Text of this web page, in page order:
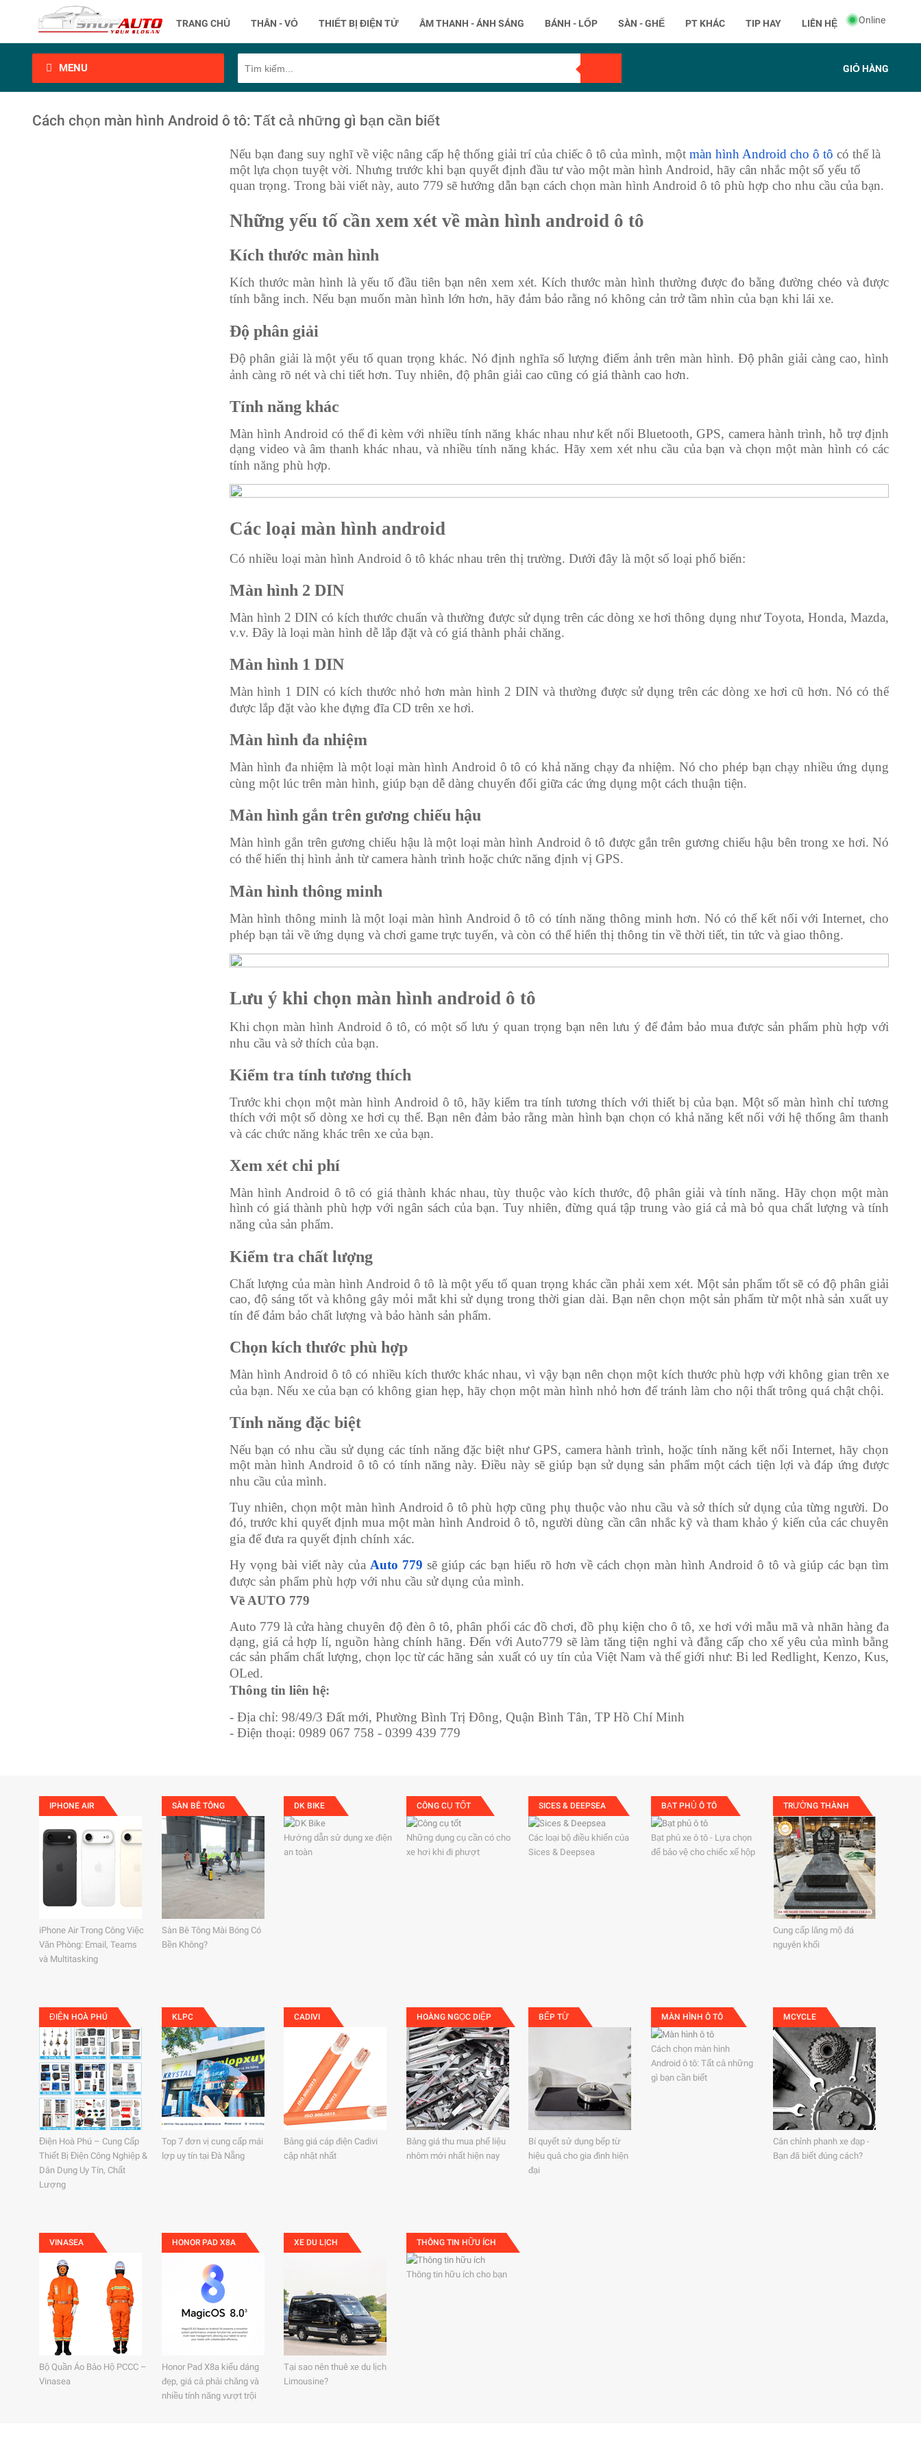
TRANG CHỦ THÂN - VỎ THIẾT BỊ ĐIỆN TỬ ÂM THANH - ÁNH SÁNG BÁNH - LỐP SÀN - GHẾ PT KHÁC TIP HAY LIÊN HỆ Online
MENU GIỎ HÀNG
Cách chọn màn hình Android ô tô: Tất cả những gì bạn cần biết
Nếu bạn đang suy nghĩ về việc nâng cấp hệ thống giải trí của chiếc ô tô của mình, một màn hình Android cho ô tô có thể là
một lựa chọn tuyệt vời. Nhưng trước khi bạn quyết định đầu tư vào một màn hình Android, hãy cân nhắc một số yếu tố
quan trọng. Trong bài viết này, auto 779 sẽ hướng dẫn bạn cách chọn màn hình Android ô tô phù hợp cho nhu cầu của bạn.
Những yếu tố cần xem xét về màn hình android ô tô
Kích thước màn hình
Kích thước màn hình là yếu tố đầu tiên bạn nên xem xét. Kích thước màn hình thường được đo bằng đường chéo và được
tính bằng inch. Nếu bạn muốn màn hình lớn hơn, hãy đảm bảo rằng nó không cản trở tầm nhìn của bạn khi lái xe.
Độ phân giải
Độ phân giải là một yếu tố quan trọng khác. Nó định nghĩa số lượng điểm ảnh trên màn hình. Độ phân giải càng cao, hình
ảnh càng rõ nét và chi tiết hơn. Tuy nhiên, độ phân giải cao cũng có giá thành cao hơn.
Tính năng khác
Màn hình Android có thể đi kèm với nhiều tính năng khác nhau như kết nối Bluetooth, GPS, camera hành trình, hỗ trợ định
dạng video và âm thanh khác nhau, và nhiều tính năng khác. Hãy xem xét nhu cầu của bạn và chọn một màn hình có các
tính năng phù hợp.
Các loại màn hình android
Có nhiều loại màn hình Android ô tô khác nhau trên thị trường. Dưới đây là một số loại phổ biến:
Màn hình 2 DIN
Màn hình 2 DIN có kích thước chuẩn và thường được sử dụng trên các dòng xe hơi thông dụng như Toyota, Honda, Mazda,
v.v. Đây là loại màn hình dễ lắp đặt và có giá thành phải chăng.
Màn hình 1 DIN
Màn hình 1 DIN có kích thước nhỏ hơn màn hình 2 DIN và thường được sử dụng trên các dòng xe hơi cũ hơn. Nó có thể
được lắp đặt vào khe đựng đĩa CD trên xe hơi.
Màn hình đa nhiệm
Màn hình đa nhiệm là một loại màn hình Android ô tô có khả năng chạy đa nhiệm. Nó cho phép bạn chạy nhiều ứng dụng
cùng một lúc trên màn hình, giúp bạn dễ dàng chuyển đổi giữa các ứng dụng một cách thuận tiện.
Màn hình gắn trên gương chiếu hậu
Màn hình gắn trên gương chiếu hậu là một loại màn hình Android ô tô được gắn trên gương chiếu hậu bên trong xe hơi. Nó
có thể hiển thị hình ảnh từ camera hành trình hoặc chức năng định vị GPS.
Màn hình thông minh
Màn hình thông minh là một loại màn hình Android ô tô có tính năng thông minh hơn. Nó có thể kết nối với Internet, cho
phép bạn tải về ứng dụng và chơi game trực tuyến, và còn có thể hiển thị thông tin về thời tiết, tin tức và giao thông.
Lưu ý khi chọn màn hình android ô tô
Khi chọn màn hình Android ô tô, có một số lưu ý quan trọng bạn nên lưu ý để đảm bảo mua được sản phẩm phù hợp với
nhu cầu và sở thích của bạn.
Kiểm tra tính tương thích
Trước khi chọn một màn hình Android ô tô, hãy kiểm tra tính tương thích với thiết bị của bạn. Một số màn hình chỉ tương
thích với một số dòng xe hơi cụ thể. Bạn nên đảm bảo rằng màn hình bạn chọn có khả năng kết nối với hệ thống âm thanh
và các chức năng khác trên xe của bạn.
Xem xét chi phí
Màn hình Android ô tô có giá thành khác nhau, tùy thuộc vào kích thước, độ phân giải và tính năng. Hãy chọn một màn
hình có giá thành phù hợp với ngân sách của bạn. Tuy nhiên, đừng quá tập trung vào giá cả mà bỏ qua chất lượng và tính
năng của sản phẩm.
Kiểm tra chất lượng
Chất lượng của màn hình Android ô tô là một yếu tố quan trọng khác cần phải xem xét. Một sản phẩm tốt sẽ có độ phân giải
cao, độ sáng tốt và không gây mỏi mắt khi sử dụng trong thời gian dài. Bạn nên chọn một sản phẩm từ một nhà sản xuất uy
tín để đảm bảo chất lượng và bảo hành sản phẩm.
Chọn kích thước phù hợp
Màn hình Android ô tô có nhiều kích thước khác nhau, vì vậy bạn nên chọn một kích thước phù hợp với không gian trên xe
của bạn. Nếu xe của bạn có không gian hẹp, hãy chọn một màn hình nhỏ hơn để tránh làm cho nội thất trông quá chật chội.
Tính năng đặc biệt
Nếu bạn có nhu cầu sử dụng các tính năng đặc biệt như GPS, camera hành trình, hoặc tính năng kết nối Internet, hãy chọn
một màn hình Android ô tô có tính năng này. Điều này sẽ giúp bạn sử dụng sản phẩm một cách tiện lợi và đáp ứng được
nhu cầu của mình.
Tuy nhiên, chọn một màn hình Android ô tô phù hợp cũng phụ thuộc vào nhu cầu và sở thích sử dụng của từng người. Do
đó, trước khi quyết định mua một màn hình Android ô tô, người dùng cần cân nhắc kỹ và tham khảo ý kiến của các chuyên
gia để đưa ra quyết định chính xác.
Hy vọng bài viết này củaAuto 779 sẽ giúp các bạn hiểu rõ hơn về cách chọn màn hình Android ô tô và giúp các bạn tìm
được sản phẩm phù hợp với nhu cầu sử dụng của mình.
Về AUTO 779
Auto 779 là cửa hàng chuyên độ đèn ô tô, phân phối các đồ chơi, đồ phụ kiện cho ô tô, xe hơi với mẫu mã và nhãn hàng đa
dạng, giá cả hợp lí, nguồn hàng chính hãng. Đến với Auto779 sẽ làm tăng tiện nghi và đẳng cấp cho xế yêu của mình bằng
các sản phẩm chất lượng, chọn lọc từ các hãng sản xuất có uy tín của Việt Nam và thế giới như: Bi led Redlight, Kenzo, Kus,
OLed.
Thông tin liên hệ:
- Địa chỉ: 98/49/3 Đất mới, Phường Bình Trị Đông, Quận Bình Tân, TP Hồ Chí Minh
- Điện thoại: 0989 067 758 - 0399 439 779
IPHONE AIR
iPhone Air Trong Công Việc
Văn Phòng: Email, Teams
và Multitasking
SÀN BÊ TÔNG
Sàn Bê Tông Mài Bóng Có
Bền Không?
DK BIKE
Hướng dẫn sử dụng xe điện
an toàn
CÔNG CỤ TỐT
Những dụng cụ cần có cho
xe hơi khi đi phượt
SICES & DEEPSEA
Các loại bộ điều khiển của
Sices & Deepsea
BẠT PHỦ Ô TÔ
Bạt phủ xe ô tô - Lựa chọn
để bảo vệ cho chiếc xế hộp
TRƯỜNG THÀNH
Cung cấp lăng mộ đá
nguyên khối
ĐIỆN HOÀ PHÚ
Điện Hoà Phú – Cung Cấp
Thiết Bị Điện Công Nghiệp &
Dân Dụng Uy Tín, Chất
Lượng
KLPC
Top 7 đơn vị cung cấp mái
lợp uy tín tại Đà Nẵng
CADIVI
Bảng giá cáp điện Cadivi
cập nhật nhất
HOÀNG NGỌC DIỆP
Bảng giá thu mua phế liệu
nhôm mới nhất hiện nay
BẾP TỪ
Bí quyết sử dụng bếp từ
hiệu quả cho gia đình hiện
đại
MÀN HÌNH Ô TÔ
Cách chọn màn hình
Android ô tô: Tất cả những
gì bạn cần biết
MCYCLE
Cân chỉnh phanh xe đạp -
Bạn đã biết đúng cách?
VINASEA
Bộ Quần Áo Bảo Hộ PCCC –
Vinasea
HONOR PAD X8A
Honor Pad X8a kiểu dáng
đẹp, giá cả phải chăng và
nhiều tính năng vượt trội
XE DU LỊCH
Tại sao nên thuê xe du lịch
Limousine?
THÔNG TIN HỮU ÍCH
Thông tin hữu ích cho bạn